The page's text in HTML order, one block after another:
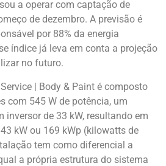
a operar com captação de
de dezembro. A previsão é
por 88% da energia
índice já leva em conta a projeção
no futuro.
| Body & Paint é composto
com 545 W de potência, um
inversor de 33 kW, resultando em
kW ou 169 kWp (kilowatts de
tem como diferencial a
a própria estrutura do sistema